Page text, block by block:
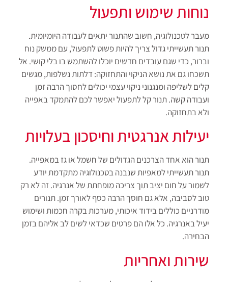
נוחות שימוש ותפעול
מעבר לטכנולוגיה, חשוב שהתנור יתאים לעבודה היומיומית.
תנור תעשייתי גדול צריך להיות פשוט לתפעול, עם ממשק נוח
וברור, כדי שגם עובדים חדשים יוכלו להשתמש בו בלי קושי. אל
תשכחו גם את נושא הניקוי והתחזוקה: דלתות נשלפות, מגשים
קלים לשליפה ומנגנוני ניקוי עצמי יכולים לחסוך הרבה זמן
ועבודה קשה. תנור קל לתפעול יאפשר לכם להתמקד באפייה
ולא בתחזוקה.
יעילות אנרגטית וחיסכון בעלויות
תנור הוא אחד הצרכנים הגדולים של חשמל או גז במאפייה.
תנור תעשייתי למאפיות שנבנה בטכנולוגיה מתקדמת יודע
לשמור על חום יציב תוך צריכה מופחתת של אנרגיה. זה לא רק
טוב לסביבה, אלא גם חוסך הרבה כסף לאורך זמן. תנורים
מודרניים כוללים בידוד איכותי, מערכות בקרה חכמות ושימוש
יעיל באנרגיה. כל אלו הם פרטים שכדאי לשים לב אליהם בזמן
הבחירה.
שירות ואחריות